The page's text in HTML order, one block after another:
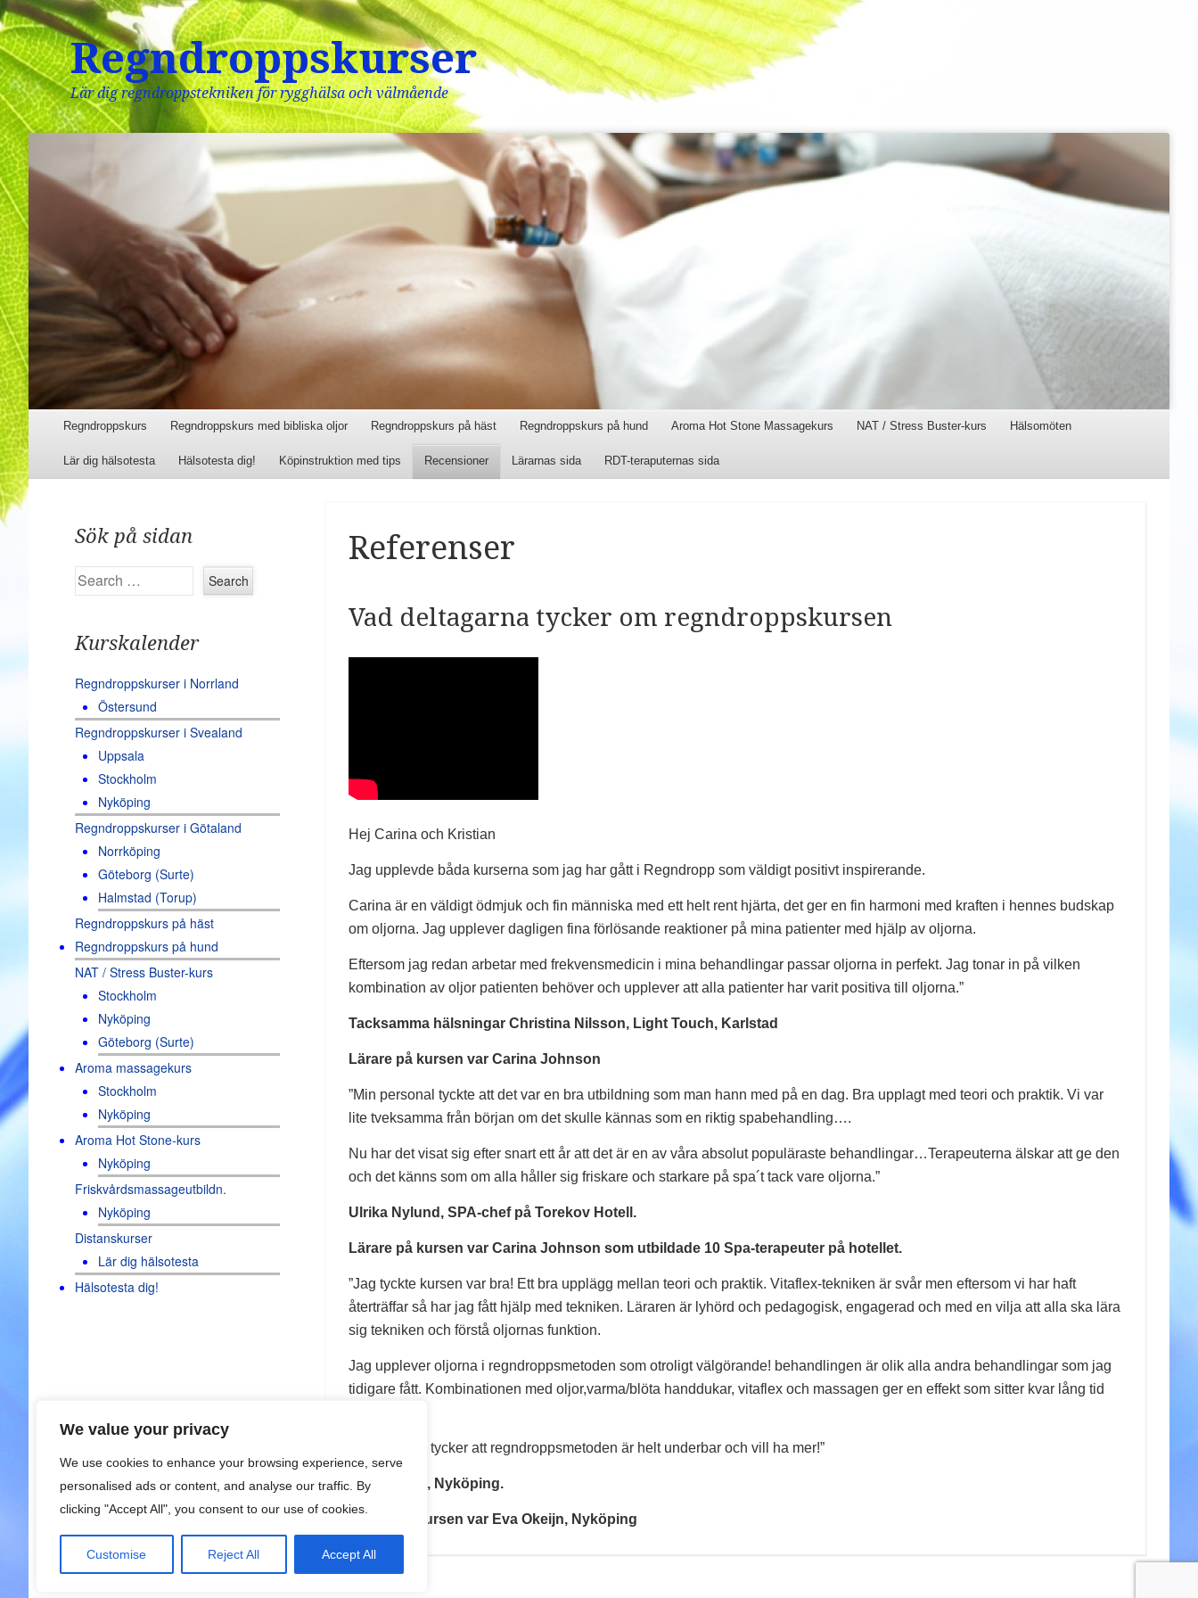
We value your privacy
We use cookies to enhance your browsing experience, serve
personalised ads or content, and analyse our traffic. By
clicking "Accept All", you consent to our use of cookies.
Customise Reject All Accept All
Regndroppskurser
Lär dig regndroppstekniken för rygghälsa och välmående
Menu
Skip to content
Regndroppskurs Regndroppskurs med bibliska oljor Regndroppskurs på häst Regndroppskurs på hund Aroma Hot Stone Massagekurs NAT / Stress Buster-kurs Hälsomöten
Lär dig hälsotesta Hälsotesta dig! Köpinstruktion med tips Recensioner Lärarnas sida RDT-teraputernas sida
Referenser
Vad deltagarna tycker om regndroppskursen
Hej Carina och Kristian
Jag upplevde båda kurserna som jag har gått i Regndropp som väldigt positivt inspirerande.
Carina är en väldigt ödmjuk och fin människa med ett helt rent hjärta, det ger en fin harmoni med kraften i hennes budskap
om oljorna. Jag upplever dagligen fina förlösande reaktioner på mina patienter med hjälp av oljorna.
Eftersom jag redan arbetar med frekvensmedicin i mina behandlingar passar oljorna in perfekt. Jag tonar in på vilken
kombination av oljor patienten behöver och upplever att alla patienter har varit positiva till oljorna.”
Tacksamma hälsningar Christina Nilsson, Light Touch, Karlstad
Lärare på kursen var Carina Johnson
”Min personal tyckte att det var en bra utbildning som man hann med på en dag. Bra upplagt med teori och praktik. Vi var
lite tveksamma från början om det skulle kännas som en riktig spabehandling….
Nu har det visat sig efter snart ett år att det är en av våra absolut populäraste behandlingar…Terapeuterna älskar att ge den
och det känns som om alla håller sig friskare och starkare på spa´t tack vare oljorna.”
Ulrika Nylund, SPA-chef på Torekov Hotell.
Lärare på kursen var Carina Johnson som utbildade 10 Spa-terapeuter på hotellet.
”Jag tyckte kursen var bra! Ett bra upplägg mellan teori och praktik. Vitaflex-tekniken är svår men eftersom vi har haft
återträffar så har jag fått hjälp med tekniken. Läraren är lyhörd och pedagogisk, engagerad och med en vilja att alla ska lära
sig tekniken och förstå oljornas funktion.
Jag upplever oljorna i regndroppsmetoden som otroligt välgörande! behandlingen är olik alla andra behandlingar som jag
tidigare fått. Kombinationen med oljor,varma/blöta handdukar, vitaflex och massagen ger en effekt som sitter kvar lång tid
Mina kunder tycker att regndroppsmetoden är helt underbar och vill ha mer!”
Åsa Olsson, Nyköping.
Lärare på kursen var Eva Okeijn, Nyköping
Sök på sidan
Search
Kurskalender
Regndroppskurser i Norrland
Östersund
Regndroppskurser i Svealand
Uppsala
Stockholm
Nyköping
Regndroppskurser i Götaland
Norrköping
Göteborg (Surte)
Halmstad (Torup)
Regndroppskurs på häst
Regndroppskurs på hund
NAT / Stress Buster-kurs
Stockholm
Nyköping
Göteborg (Surte)
Aroma massagekurs
Stockholm
Nyköping
Aroma Hot Stone-kurs
Nyköping
Friskvårdsmassageutbildn.
Nyköping
Distanskurser
Lär dig hälsotesta
Hälsotesta dig!